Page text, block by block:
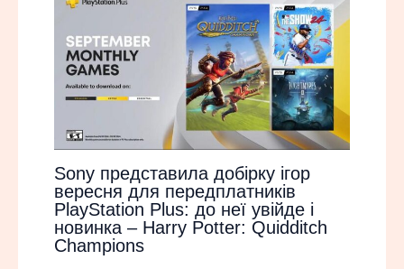
Sony представила добірку ігор
вересня для передплатників
PlayStation Plus: до неї увійде і
новинка – Harry Potter: Quidditch
Champions